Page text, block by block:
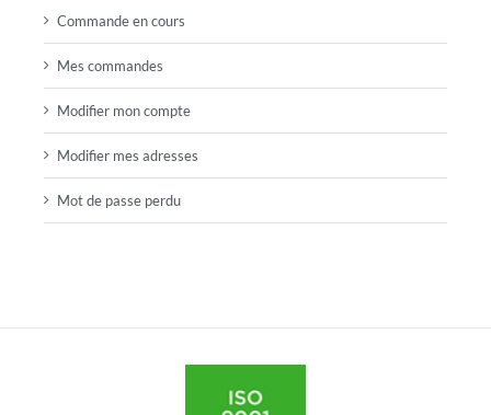
Commande en cours
Mes commandes
Modifier mon compte
Modifier mes adresses
Mot de passe perdu